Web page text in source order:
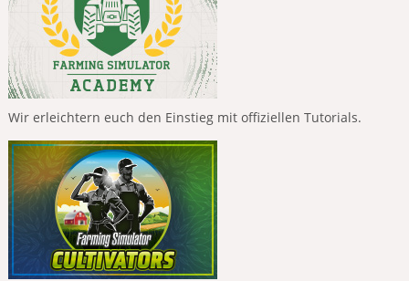
Wir erleichtern euch den Einstieg mit offiziellen Tutorials.